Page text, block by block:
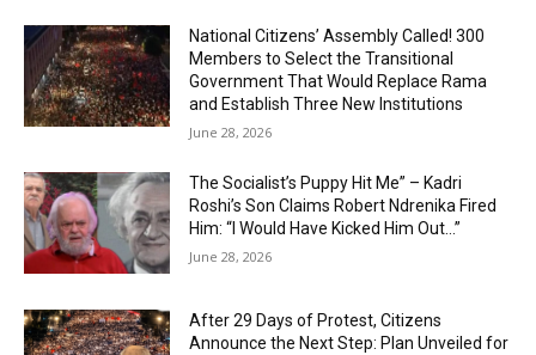
National Citizens’ Assembly Called! 300
Members to Select the Transitional
Government That Would Replace Rama
and Establish Three New Institutions
June 28, 2026
The Socialist’s Puppy Hit Me” – Kadri
Roshi’s Son Claims Robert Ndrenika Fired
Him: “I Would Have Kicked Him Out…”
June 28, 2026
After 29 Days of Protest, Citizens
Announce the Next Step: Plan Unveiled for